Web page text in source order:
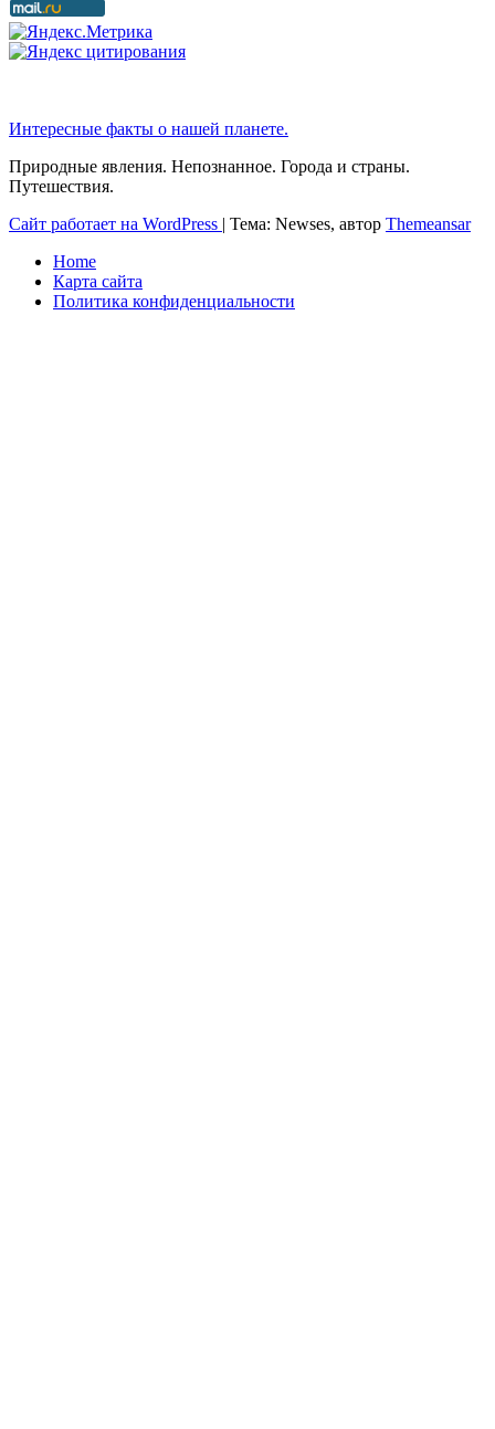
Интересные факты о нашей планете.
Природные явления. Непознанное. Города и страны.
Путешествия.
Сайт работает на WordPress | Тема: Newses, автор Themeansar
Home
Карта сайта
Политика конфиденциальности